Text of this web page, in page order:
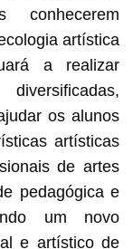
conhecerem
artística
a realizar
os alunos
artísticas
de artes
pedagógica e
um novo
e artístico de